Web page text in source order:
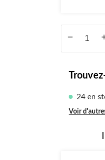
24 en
Voir